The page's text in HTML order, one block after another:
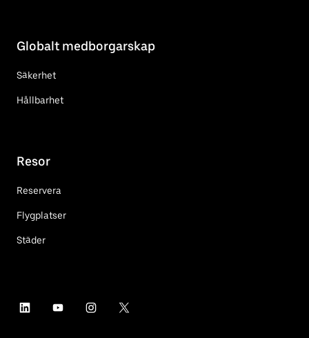
Globalt medborgarskap
Säkerhet
Hållbarhet
Resor
Reservera
Flygplatser
Städer